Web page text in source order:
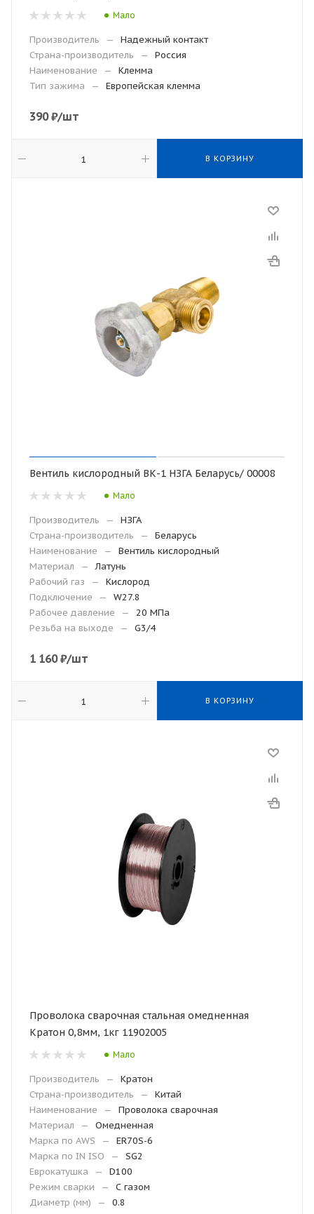
Мало
Производитель —
Надежный контакт
Страна-производитель
—
Россия
Наименование
—
Клемма
Тип зажима
— Европейская клемма
390₽/шт
В КОРЗИНУ
Вентиль кислородный ВК-1 НЗГА Беларусь/ 00008
Мало
Производитель —
НЗГА
Страна-производитель
—
Беларусь
Наименование
—
Вентиль кислородный
Материал
—
Латунь
Рабочий газ
—
Кислород
Подключение
—
W27.8
Рабочее давление
—
20 МПа
Резьба на выходе
— G3/4
1 160₽/шт
В КОРЗИНУ
Проволока сварочная стальная омедненная
Кратон 0,8мм, 1кг 11902005
Мало
Производитель —
Кратон
Страна-производитель
—
Китай
Наименование
—
Проволока сварочная
Материал
—
Омедненная
Марка по AWS
—
ER70S-6
Марка по IN ISO
—
SG2
Еврокатушка
—
D100
Режим сварки
—
С газом
Диаметр (мм)
—
0.8